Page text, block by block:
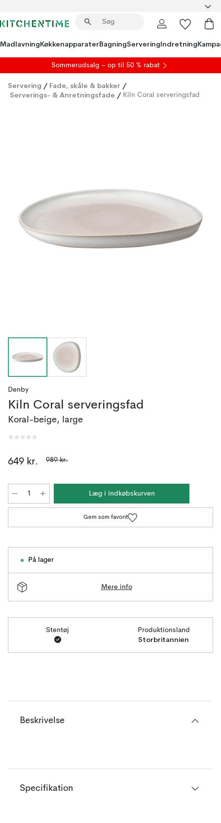
MadlavningKøkkenapparaterBagningServeringIndretning
Sommerudsalg – op til 50 % rabat
Servering / Fade, skåle & bakker /
Serverings- & Anretningsfade / Kiln Coral serveringsfad
Denby
Kiln Coral serveringsfad
Koral-beige, large
649 kr. 989 kr.
Læg i indkøbskurven
Gem som favorit
På lager
Mere info
Stentøj Produktionsland
Storbritannien
Beskrivelse
Specifikation